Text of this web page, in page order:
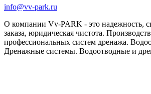
info@vv-park.ru
О компании Vv-PARK - это надежность,
заказа, юридическая чистота.
профессиональных систем дренажа.
Дренажные системы. Водоотводные и